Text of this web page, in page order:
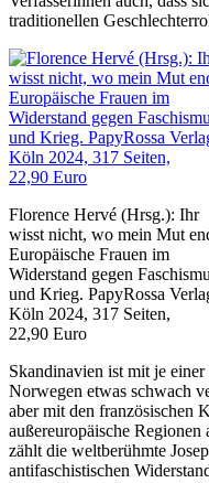
traditionellen
Florence Hervé (Hrsg.): Ihr
wisst nicht, wo mein Mut
Europäische Frauen im
Widerstand gegen
und Krieg. PapyRossa
Köln 2024, 317 Seiten,
22,90 Euro
Skandinavien ist mit je
Norwegen etwas schwach
aber mit den französischen
außereuropäische
zählt die weltberühmte
antifaschistischen